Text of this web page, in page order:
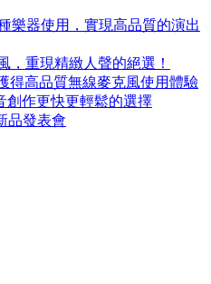
樂器使用，實現高品質的演出
，重現精緻人聲的絕選！
得高品質無線麥克風使用體驗
創作更快更輕鬆的選擇
品發表會